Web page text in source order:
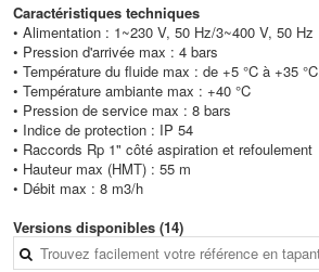
Caractéristiques techniques
• Alimentation : 1~230 V, 50 Hz/3~400 V, 50 Hz
• Pression d'arrivée max : 4 bars
• Température du fluide max : de +5 °C à +35 °C
• Température ambiante max : +40 °C
• Pression de service max : 8 bars
• Indice de protection : IP 54
• Raccords Rp 1" côté aspiration et refoulement
• Hauteur max (HMT) : 55 m
• Débit max : 8 m3/h
Versions disponibles (14)